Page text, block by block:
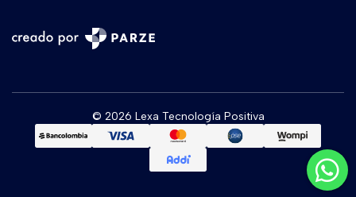
© 2026 Lexa Tecnología Positiva